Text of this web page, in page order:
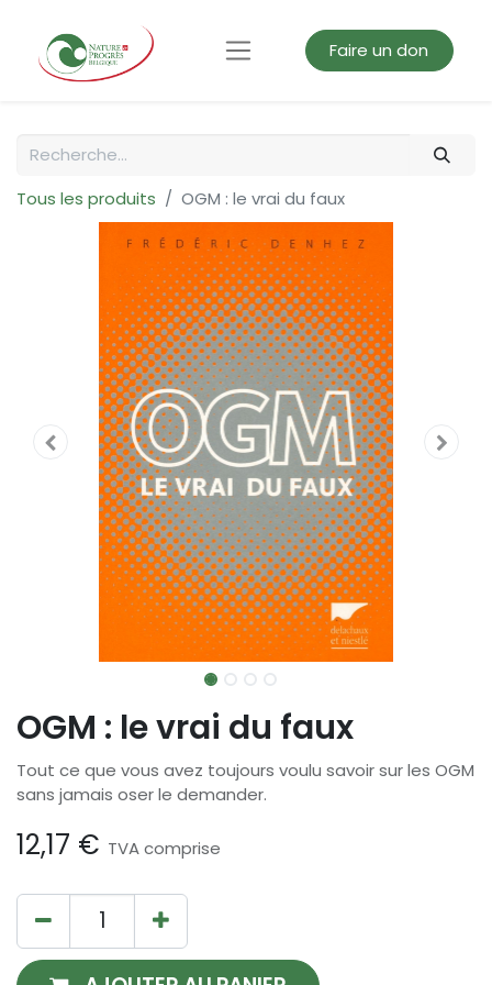
Faire un don
Tous les produits OGM : le vrai du faux
OGM : le vrai du faux
Tout ce que vous avez toujours voulu savoir sur les OGM
sans jamais oser le demander.
12,17 € TVA comprise